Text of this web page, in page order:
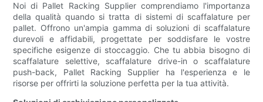
Noi di Pallet Racking Supplier comprendiamo l'importanza
della qualità quando si tratta di sistemi di scaffalature per
pallet. Offrono un'ampia gamma di soluzioni di scaffalature
durevoli e affidabili, progettate per soddisfare le vostre
specifiche esigenze di stoccaggio. Che tu abbia bisogno di
scaffalature selettive, scaffalature drive-in o scaffalature
push-back, Pallet Racking Supplier ha l'esperienza e le
risorse per offrirti la soluzione perfetta per la tua attività.